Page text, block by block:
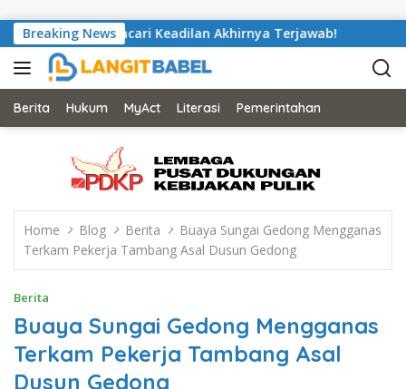
Breaking News
Mencari Keadilan Akhirnya Terjawab!
Berita Hukum MyAct Literasi Pemerintahan
Home Blog Berita
Buaya Sungai Gedong Mengganas
Terkam Pekerja Tambang Asal Dusun Gedong
Berita
Buaya Sungai Gedong Mengganas
Terkam Pekerja Tambang Asal
Dusun Gedong